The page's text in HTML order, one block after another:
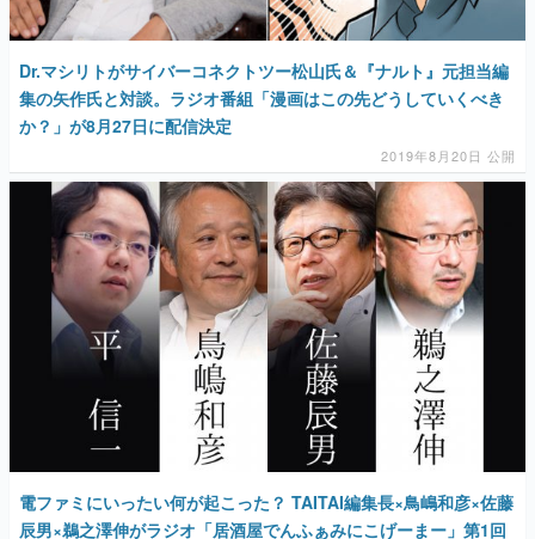
運営：株式会社マレ
集の矢作氏と対談。ラジオ番組「漫画はこの先どうしていくべき
か？」が8月27日に配信決定
2019年8月20日 公開
電ファミにいったい何が起こった？ TAITAI編集長×鳥嶋和彦×佐藤
辰男×鵜之澤伸がラジオ「居酒屋でんふぁみにこげーまー」第1回
に登場
2019年7月1日 公開